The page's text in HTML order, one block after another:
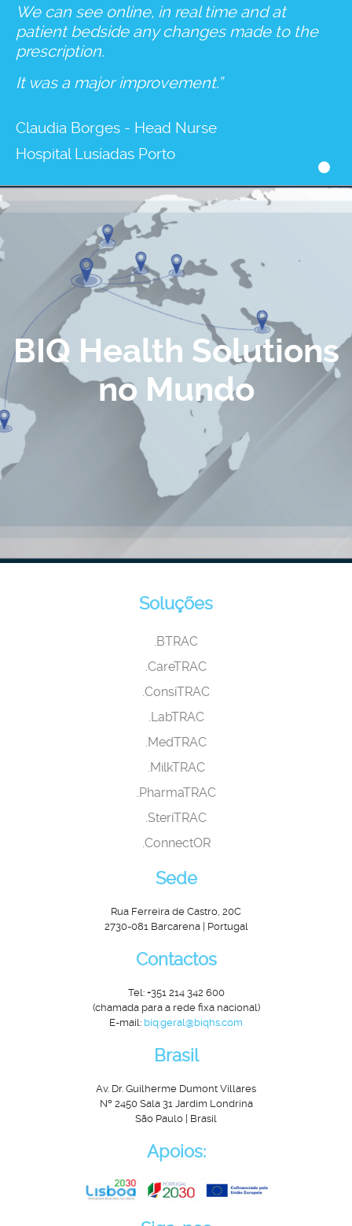
We can see online, in real time and at
patient bedside any changes made to the
prescription.
It was a major improvement.”
Claudia Borges - Head Nurse
Hospital Lusíadas Porto
1
BIQ Health Solutions
no Mundo
Soluções
.BTRAC
.CareTRAC
.ConsiTRAC
.LabTRAC
.MedTRAC
.MilkTRAC
.PharmaTRAC
.SteriTRAC
.ConnectOR
Sede
Rua Ferreira de Castro, 20C
2730-081 Barcarena | Portugal
Contactos
Tel: +351 214 342 600
(chamada para a rede fixa nacional)
E-mail: biq.geral@biqhs.com
Brasil
Av. Dr. Guilherme Dumont Villares
Nº 2450 Sala 31 Jardim Londrina
São Paulo | Brasil
Apoios: